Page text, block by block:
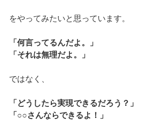
をやってみたいと思っています。
「何言ってるんだよ。」
「それは無理だよ。」
ではなく、
「どうしたら実現できるだろう？」
「○○さんならできるよ！」